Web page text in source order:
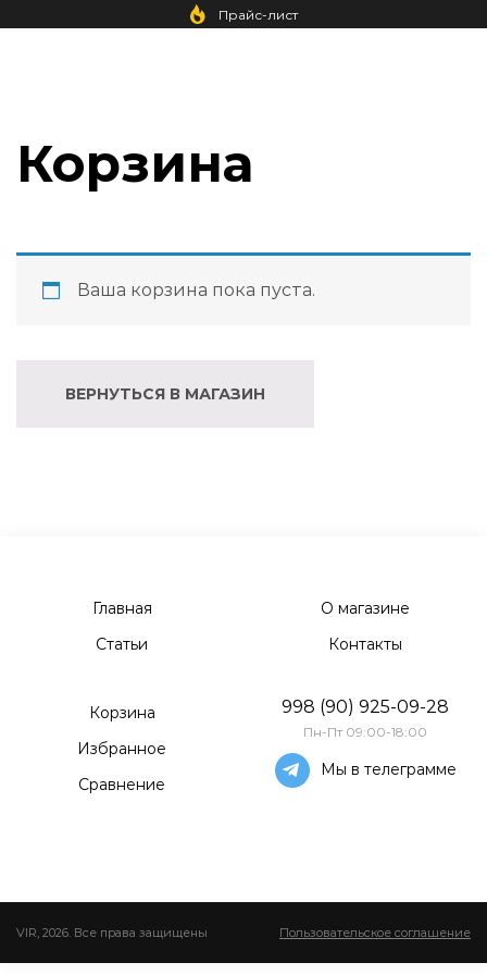
Прайс-лист
Корзина
Ваша корзина пока пуста.
ВЕРНУТЬСЯ В МАГАЗИН
Главная
Статьи
О магазине
Контакты
Корзина
Избранное
Сравнение
998 (90) 925-09-28
Пн-Пт 09:00-18:00
Мы в телеграмме
VIR, 2026. Все права защищены Пользовательское соглашение